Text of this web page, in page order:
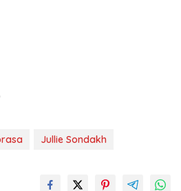
Jullie Sondakh